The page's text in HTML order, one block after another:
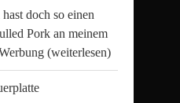
doch so einen
Pork an meinem
(weiterlesen)